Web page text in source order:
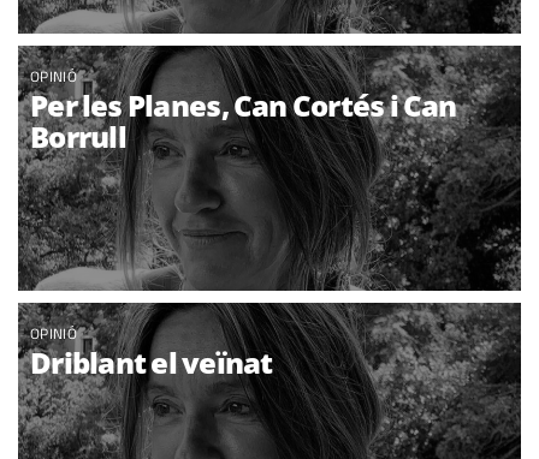
OPINIÓ
Per les Planes, Can Cortés i Can
Borrull
OPINIÓ
Driblant el veïnat